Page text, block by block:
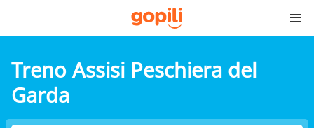
Treno Assisi Peschiera del
Garda